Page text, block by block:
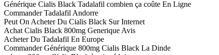
Générique Cialis Black Tadalafil combien ça coûte En Ligne
Commander Tadalafil Andorre
Peut On Acheter Du Cialis Black Sur Internet
Achat Cialis Black 800mg Generique Avis
Acheter Du Tadalafil En Europe
Commander Générique 800mg Cialis Black La Dinde